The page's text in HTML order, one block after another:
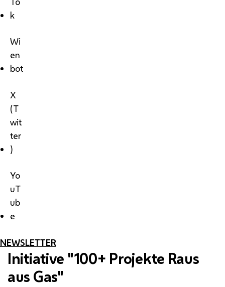
k
Wi
en
bot
X
(T
wit
ter
)
Yo
uT
ub
e
NEWSLETTER
Initiative "100+ Projekte Raus
aus Gas"